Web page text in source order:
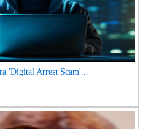
'Digital Arrest Scam'...